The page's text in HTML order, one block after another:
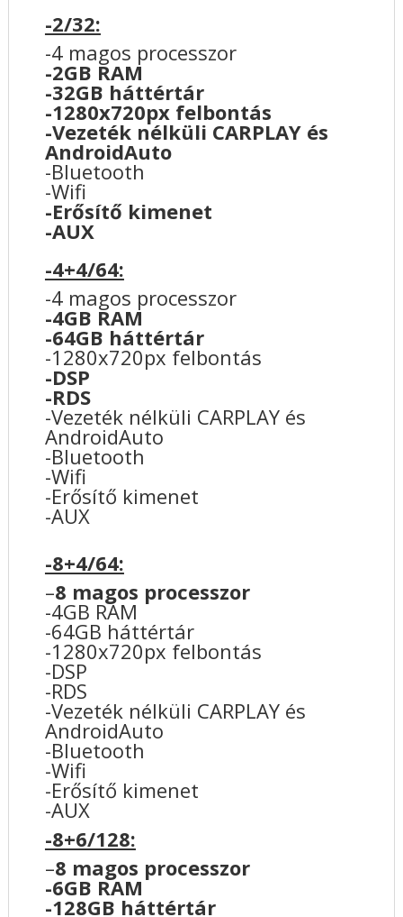
-2/32:
-4 magos processzor
-2GB RAM
-32GB háttértár
-1280x720px felbontás
-Vezeték nélküli CARPLAY és
AndroidAuto
-Bluetooth
-Wifi
-Erősítő kimenet
-AUX
-4+4/64:
-4 magos processzor
-4GB RAM
-64GB háttértár
-1280x720px felbontás
-DSP
-RDS
-Vezeték nélküli CARPLAY és
AndroidAuto
-Bluetooth
-Wifi
-Erősítő kimenet
-AUX
-8+4/64:
–8 magos processzor
-4GB RAM
-64GB háttértár
-1280x720px felbontás
-DSP
-RDS
-Vezeték nélküli CARPLAY és
AndroidAuto
-Bluetooth
-Wifi
-Erősítő kimenet
-AUX
-8+6/128:
–8 magos processzor
-6GB RAM
-128GB háttértár